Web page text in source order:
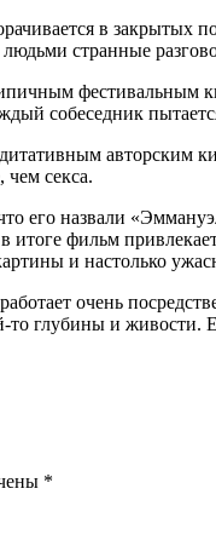
в
странные
собеседник
авторским
секса.
его назвали
фильм
и настолько
очень
глубины и
*